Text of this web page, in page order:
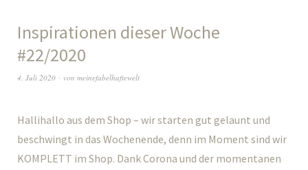
Inspirationen dieser Woche
#22/2020
4. Juli 2020 von meinefabelhaftewelt
Hallihallo aus dem Shop – wir starten gut gelaunt und
beschwingt in das Wochenende, denn im Moment sind wir
KOMPLETT im Shop. Dank Corona und der momentanen